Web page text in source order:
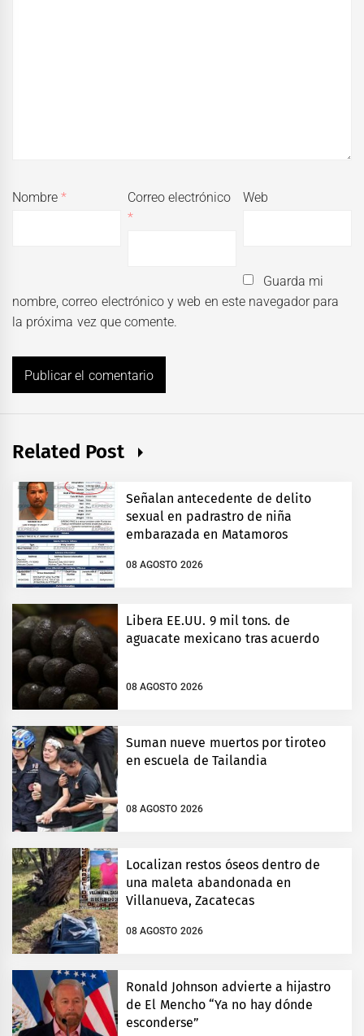
Nombre*
Correo electrónico
*
Web
Guarda mi
nombre, correo electrónico y web en este navegador para
la próxima vez que comente.
Related Post
Señalan antecedente de delito
sexual en padrastro de niña
embarazada en Matamoros
08 AGOSTO 2026
Libera EE.UU. 9 mil tons. de
aguacate mexicano tras acuerdo
08 AGOSTO 2026
Suman nueve muertos por tiroteo
en escuela de Tailandia
08 AGOSTO 2026
Localizan restos óseos dentro de
una maleta abandonada en
Villanueva, Zacatecas
08 AGOSTO 2026
Ronald Johnson advierte a hijastro
de El Mencho “Ya no hay dónde
esconderse”